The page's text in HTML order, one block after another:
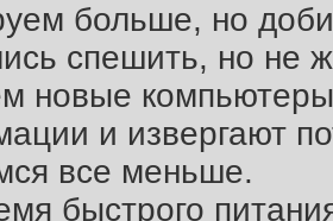
больше, но
спешить, но не
новые
и извергают
все меньше.
быстрого